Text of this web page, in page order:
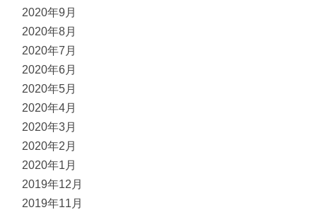
2020年9月
2020年8月
2020年7月
2020年6月
2020年5月
2020年4月
2020年3月
2020年2月
2020年1月
2019年12月
2019年11月